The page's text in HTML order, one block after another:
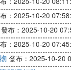
：2025-10-20
發布：2025-10-20
：2025-10-20
發布：2025-10-20